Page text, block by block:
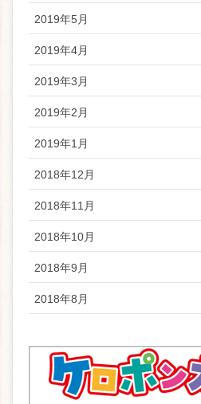
2019年5月
2019年4月
2019年3月
2019年2月
2019年1月
2018年12月
2018年11月
2018年10月
2018年9月
2018年8月